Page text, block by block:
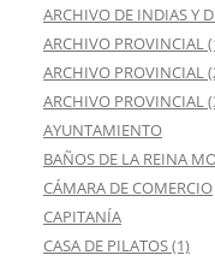
ARCHIVO DE INDIAS Y
ARCHIVO PROVINCIAL
ARCHIVO PROVINCIAL
ARCHIVO PROVINCIAL
AYUNTAMIENTO
BAÑOS DE LA REINA
CÁMARA DE COMERCIO
CAPITANÍA
CASA DE PILATOS (1)